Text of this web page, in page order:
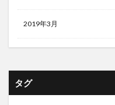
2019年3月
タグ